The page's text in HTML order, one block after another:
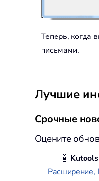
Теперь, когда
письмами.
Лучшие
Срочные
Оцените
🤖
Расширение,